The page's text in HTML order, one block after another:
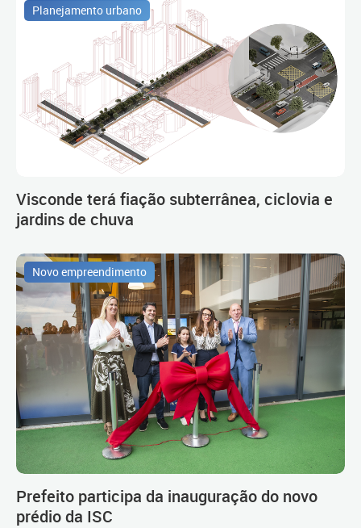
Planejamento urbano
Visconde terá fiação subterrânea, ciclovia e
jardins de chuva
Novo empreendimento
Prefeito participa da inauguração do novo
prédio da ISC